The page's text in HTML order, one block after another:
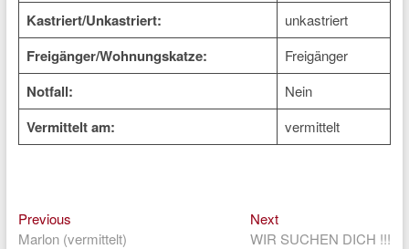
Kastriert/Unkastriert: unkastriert
Freigänger/Wohnungskatze: Freigänger
Notfall: Nein
Vermittelt am: vermittelt
Beitragsnavigation
PreviousPrevious
post:
Marlon (vermittelt)
NextNext
post:
WIR SUCHEN DICH !!!